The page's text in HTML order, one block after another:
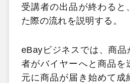
受講者の出品が終わると
た際の流れを説明する。
eBayビジネスでは、商品
者がバイヤーへと商品を
元に商品が届き始めて成